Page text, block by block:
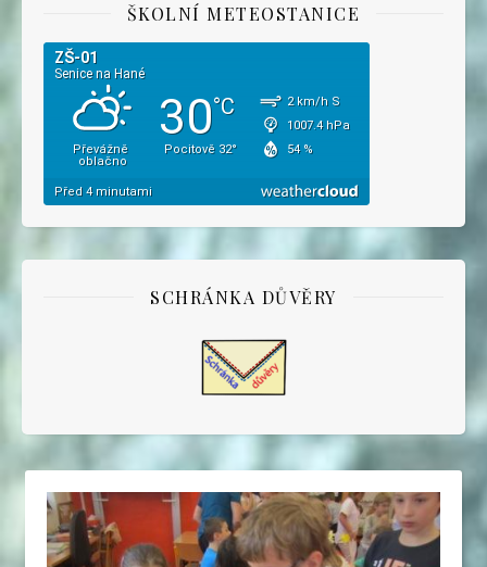
ŠKOLNÍ METEOSTANICE
SCHRÁNKA DŮVĚRY